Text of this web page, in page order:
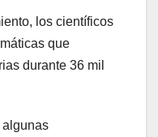
los científicos
que
durante 36 mil
algunas